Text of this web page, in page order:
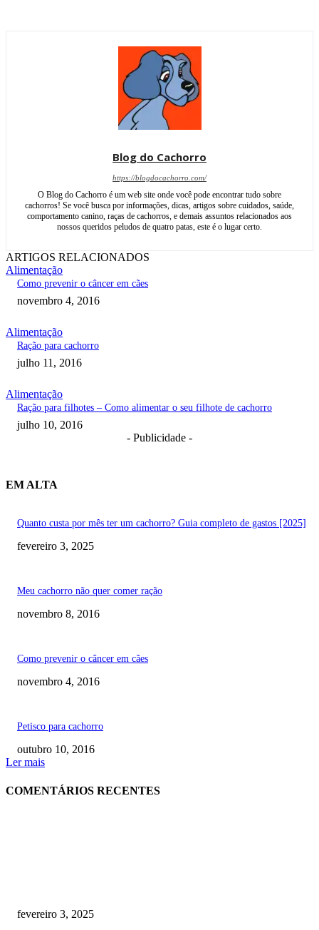
Blog do Cachorro
https://blogdocachorro.com/
O Blog do Cachorro é um web site onde você pode encontrar tudo sobre
cachorros! Se você busca por informações, dicas, artigos sobre cuidados, saúde,
comportamento canino, raças de cachorros, e demais assuntos relacionados aos
nossos queridos peludos de quatro patas, este é o lugar certo.
ARTIGOS RELACIONADOS
Alimentação
Como prevenir o câncer em cães
novembro 4, 2016
Alimentação
Ração para cachorro
julho 11, 2016
Alimentação
Ração para filhotes – Como alimentar o seu filhote de cachorro
julho 10, 2016
- Publicidade -
EM ALTA
Quanto custa por mês ter um cachorro? Guia completo de gastos [2025]
fevereiro 3, 2025
Meu cachorro não quer comer ração
novembro 8, 2016
Como prevenir o câncer em cães
novembro 4, 2016
Petisco para cachorro
outubro 10, 2016
Ler mais
COMENTÁRIOS RECENTES
fevereiro 3, 2025